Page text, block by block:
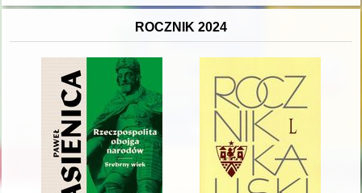
ROCZNIK 2024